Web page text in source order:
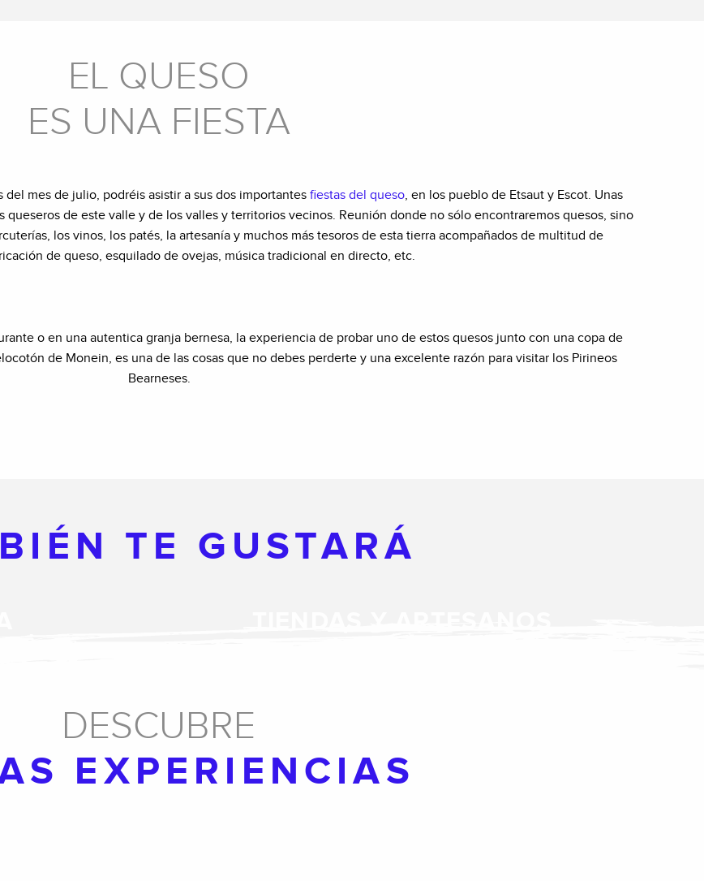
EL QUESO
ES UNA FIESTA
mes de julio, podréis asistir a sus dos importantes fiestas del queso, en los pueblo de Etsaut y Escot. Unas
queseros de este valle y de los valles y territorios vecinos. Reunión donde no sólo encontraremos quesos, sino
los vinos, los patés, la artesanía y muchos más tesoros de esta tierra acompañados de multitud de
de queso, esquilado de ovejas, música tradicional en directo, etc.
o en una autentica granja bernesa, la experiencia de probar uno de estos quesos junto con una copa de
de Monein, es una de las cosas que no debes perderte y una excelente razón para visitar los Pirineos
Bearneses.
TE GUSTARÁ
DESCUBRE
EXPERIENCIASDÓNDE ESQUIAR CON